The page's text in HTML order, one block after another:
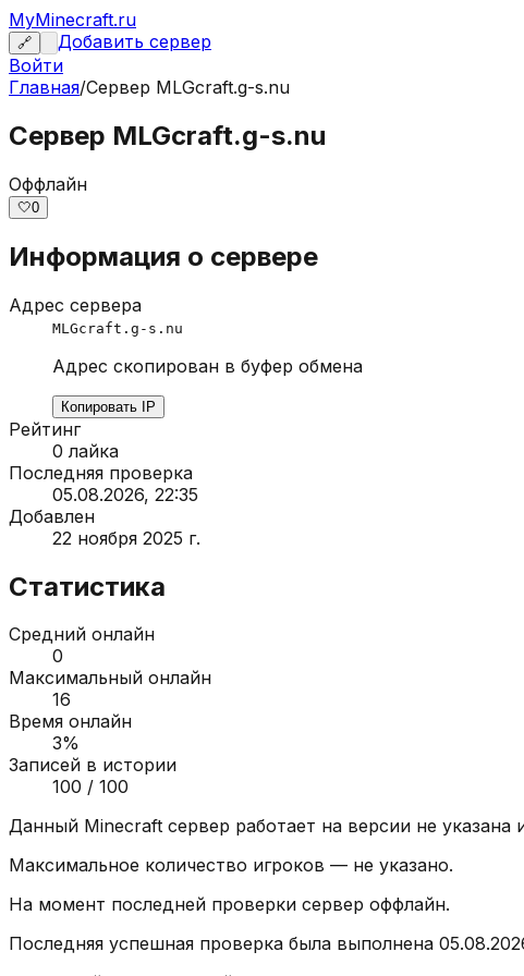
MyMinecraft.ru
🔗
Добавить сервер
Войти
Главная/Сервер MLGcraft.g-s.nu
Сервер MLGcraft.g-s.nu
Оффлайн
🤍0
Информация о сервере
Адрес сервера
MLGcraft.g-s.nu
Адрес скопирован в буфер обмена
Копировать IP
Рейтинг
0 лайка
Последняя проверка
05.08.2026, 22:35
Добавлен
22 ноября 2025 г.
Статистика
Средний онлайн
0
Максимальный онлайн
16
Время онлайн
3%
Записей в истории
100 / 100
Данный Minecraft сервер работает на версии не указана
Максимальное количество игроков — не указано.
На момент последней проверки сервер оффлайн.
Последняя успешная проверка была выполнена